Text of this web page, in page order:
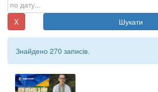
X Шукати
Знайдено 270 записів.